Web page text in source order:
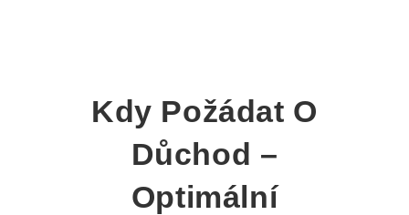
Kdy Požádat O
Důchod –
Optimální